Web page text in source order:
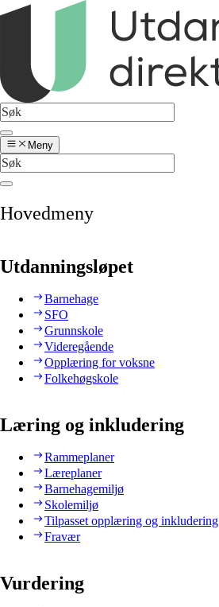
Meny
Hovedmeny
Utdanningsløpet
Barnehage
SFO
Grunnskole
Videregående
Opplæring for voksne
Folkehøgskole
Læring og inkludering
Rammeplaner
Læreplaner
Barnehagemiljø
Skolemiljø
Tilpasset opplæring og inkludering
Fravær
Vurdering